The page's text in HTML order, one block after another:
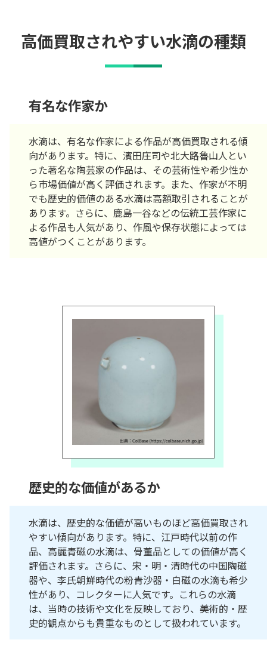
高価買取されやすい水滴の種類
有名な作家か
水滴は、有名な作家による作品が高価買取される傾
向があります。特に、濱田庄司や北大路魯山人とい
った著名な陶芸家の作品は、その芸術性や希少性か
ら市場価値が高く評価されます。また、作家が不明
でも歴史的価値のある水滴は高額取引されることが
あります。さらに、鹿島一谷などの伝統工芸作家に
よる作品も人気があり、作風や保存状態によっては
高値がつくことがあります。
歴史的な価値があるか
水滴は、歴史的な価値が高いものほど高価買取され
やすい傾向があります。特に、江戸時代以前の作
品、高麗青磁の水滴は、骨董品としての価値が高く
評価されます。さらに、宋・明・清時代の中国陶磁
器や、李氏朝鮮時代の粉青沙器・白磁の水滴も希少
性があり、コレクターに人気です。これらの水滴
は、当時の技術や文化を反映しており、美術的・歴
史的観点からも貴重なものとして扱われています。